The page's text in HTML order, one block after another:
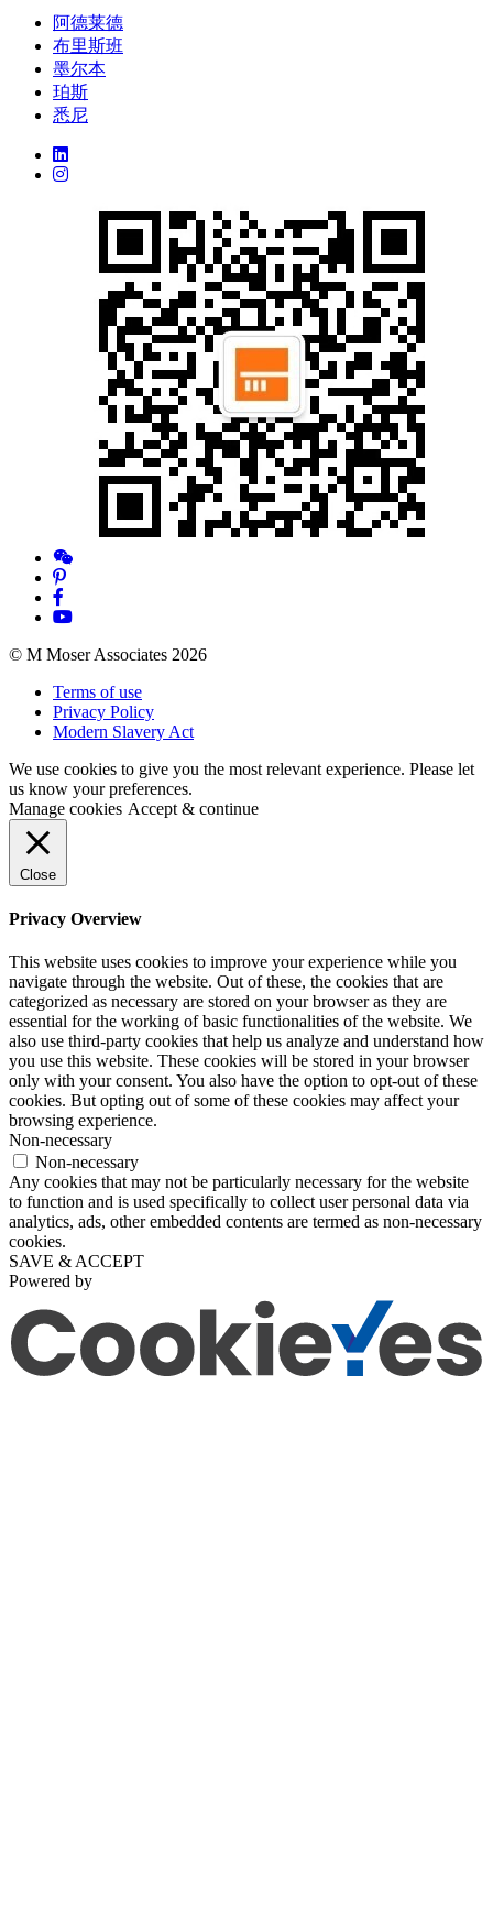
阿德莱德
布里斯班
墨尔本
珀斯
悉尼
© M Moser Associates 2026
Terms of use
Privacy Policy
Modern Slavery Act
We use cookies to give you the most relevant experience. Please let
us know your preferences.
Manage cookies Accept & continue
Close
Privacy Overview
This website uses cookies to improve your experience while you
navigate through the website. Out of these, the cookies that are
categorized as necessary are stored on your browser as they are
essential for the working of basic functionalities of the website. We
also use third-party cookies that help us analyze and understand how
you use this website. These cookies will be stored in your browser
only with your consent. You also have the option to opt-out of these
cookies. But opting out of some of these cookies may affect your
browsing experience.
Non-necessary
Non-necessary
Any cookies that may not be particularly necessary for the website
to function and is used specifically to collect user personal data via
analytics, ads, other embedded contents are termed as non-necessary
cookies.
SAVE & ACCEPT
Powered by